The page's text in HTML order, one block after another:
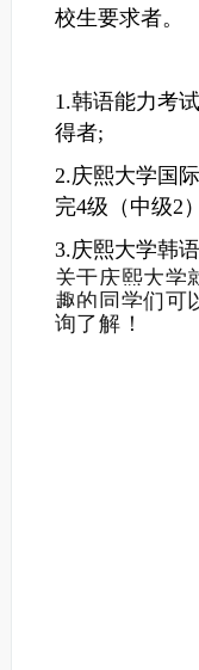
校生要求者。
1.韩语能力考
得者;
2.庆熙大学国
完4级（中级2
3.庆熙大学韩
关于庆熙大学
趣的同学们可
询了解！